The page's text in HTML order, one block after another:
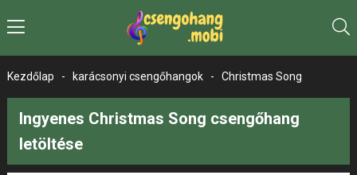
Kezdőlap - karácsonyi csengőhangok - Christmas Song
Ingyenes Christmas Song csengőhang
letöltése